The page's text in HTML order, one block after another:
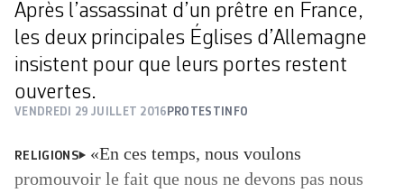
Après l’assassinat d’un prêtre en France,
les deux principales Églises d’Allemagne
insistent pour que leurs portes restent
ouvertes.
VENDREDI 29 JUILLET 2016 PROTESTINFO
RELIGIONS
«En ces temps, nous voulons
promouvoir le fait que nous ne devons pas nous